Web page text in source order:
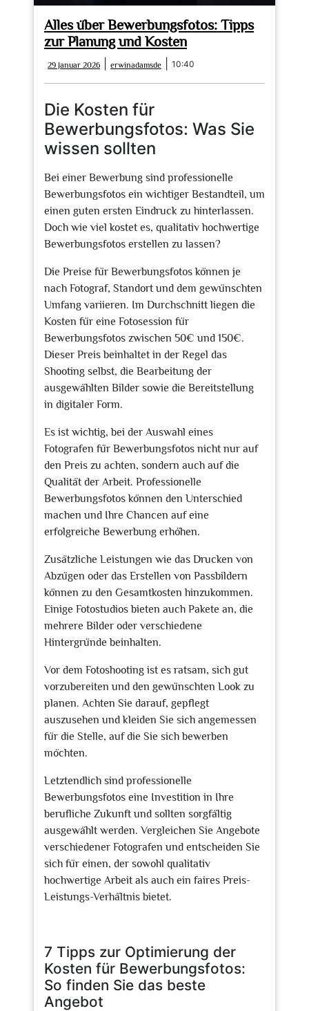
Alles über Bewerbungsfotos: Tipps
zur Planung und Kosten
29 Januar 2026
Januar
2026
erwinadamsde erwinadamsde
10:40
Die Kosten für
Bewerbungsfotos: Was Sie
wissen sollten
Bei einer Bewerbung sind professionelle
Bewerbungsfotos ein wichtiger Bestandteil, um
einen guten ersten Eindruck zu hinterlassen.
Doch wie viel kostet es, qualitativ hochwertige
Bewerbungsfotos erstellen zu lassen?
Die Preise für Bewerbungsfotos können je
nach Fotograf, Standort und dem gewünschten
Umfang variieren. Im Durchschnitt liegen die
Kosten für eine Fotosession für
Bewerbungsfotos zwischen 50€ und 150€.
Dieser Preis beinhaltet in der Regel das
Shooting selbst, die Bearbeitung der
ausgewählten Bilder sowie die Bereitstellung
in digitaler Form.
Es ist wichtig, bei der Auswahl eines
Fotografen für Bewerbungsfotos nicht nur auf
den Preis zu achten, sondern auch auf die
Qualität der Arbeit. Professionelle
Bewerbungsfotos können den Unterschied
machen und Ihre Chancen auf eine
erfolgreiche Bewerbung erhöhen.
Zusätzliche Leistungen wie das Drucken von
Abzügen oder das Erstellen von Passbildern
können zu den Gesamtkosten hinzukommen.
Einige Fotostudios bieten auch Pakete an, die
mehrere Bilder oder verschiedene
Hintergründe beinhalten.
Vor dem Fotoshooting ist es ratsam, sich gut
vorzubereiten und den gewünschten Look zu
planen. Achten Sie darauf, gepflegt
auszusehen und kleiden Sie sich angemessen
für die Stelle, auf die Sie sich bewerben
möchten.
Letztendlich sind professionelle
Bewerbungsfotos eine Investition in Ihre
berufliche Zukunft und sollten sorgfältig
ausgewählt werden. Vergleichen Sie Angebote
verschiedener Fotografen und entscheiden Sie
sich für einen, der sowohl qualitativ
hochwertige Arbeit als auch ein faires Preis-
Leistungs-Verhältnis bietet.
7 Tipps zur Optimierung der
Kosten für Bewerbungsfotos:
So finden Sie das beste
Angebot